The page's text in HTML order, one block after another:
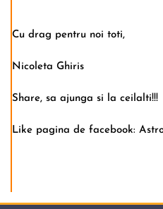
Cu drag pentru noi toti,
Nicoleta Ghiris
Share, sa ajunga si la ceilalti!!!
Like pagina de facebook: